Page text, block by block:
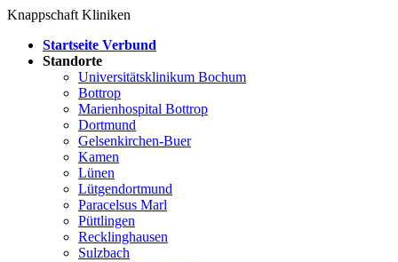
Knappschaft Kliniken
Startseite Verbund
Standorte
Universitätsklinikum Bochum
Bottrop
Marienhospital Bottrop
Dortmund
Gelsenkirchen-Buer
Kamen
Lünen
Lütgendortmund
Paracelsus Marl
Püttlingen
Recklinghausen
Sulzbach